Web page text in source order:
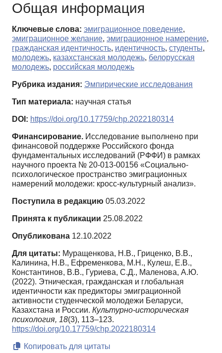
Общая информация
Ключевые слова: эмиграционное поведение,
эмиграционное желание, эмиграционное намерение,
гражданская идентичность, идентичность, студенты,
молодежь, казахстанская молодежь, белорусская
молодежь, российская молодежь
Рубрика издания: Эмпирические исследования
Тип материала: научная статья
DOI: https://doi.org/10.17759/chp.2022180314
Финансирование. Исследование выполнено при
финансовой поддержке Российского фонда
фундаментальных исследований (РФФИ) в рамках
научного проекта № 20-013-00156 «Социально-
психологическое пространство эмиграционных
намерений молодежи: кросс-культурный анализ».
Поступила в редакцию 05.03.2022
Принята к публикации 25.08.2022
Опубликована 12.10.2022
Для цитаты: Муращенкова, Н.В., Гриценко, В.В.,
Калинина, Н.В., Ефременкова, М.Н., Кулеш, Е.В.,
Константинов, В.В., Гуриева, С.Д., Маленова, А.Ю.
(2022). Этническая, гражданская и глобальная
идентичности как предикторы эмиграционной
активности студенческой молодежи Беларуси,
Казахстана и России. Культурно-историческая
психология, 18(3), 113–123.
https://doi.org/10.17759/chp.2022180314
Копировать для цитаты